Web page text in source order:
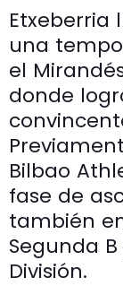
Etxeberria
una
el
donde
Bilbao
fase de
también
Segunda
División.